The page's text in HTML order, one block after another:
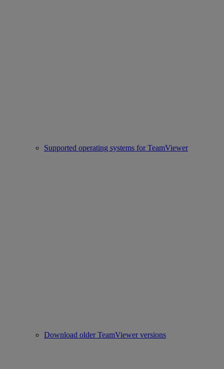
Supported operating systems for TeamViewer
Download older TeamViewer versions